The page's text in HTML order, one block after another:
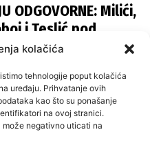
kolačića
tehnologije poput kolačića
uređaju. Prihvatanje ovih
kao što su ponašanje
na ovoj stranici.
negativno uticati na
ODGOVORNE: Milići,
i Teslić pod
ISTOČNOM
opštine, slijedi